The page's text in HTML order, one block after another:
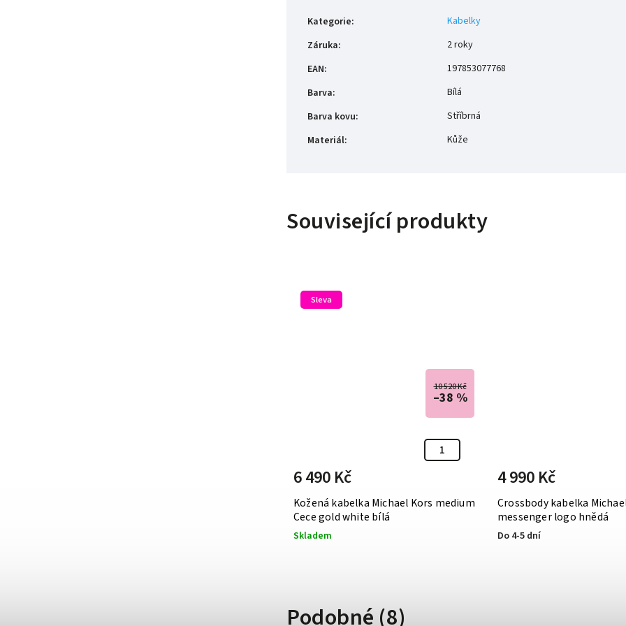
Kategorie:
Kabelky
Záruka:
2 roky
EAN:
197853077768
Barva:
Bílá
Barva kovu:
Stříbrná
Materiál: Kůže
Související produkty
Sleva
10 520 Kč
–38 %
Kožená kabelka Michael Kors medium
Cece gold white bílá
Skladem
6 490 Kč
Crossbody kabelka
messenger logo hnědá
Do 4-5 dní
4 990 Kč
Podobné (8)